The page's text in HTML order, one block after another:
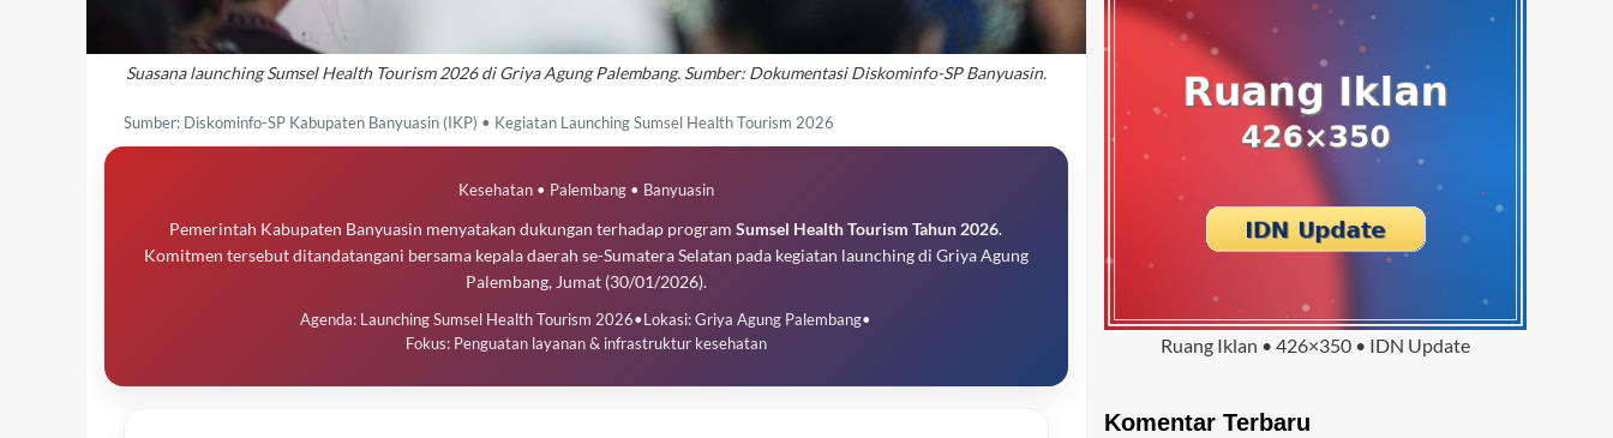
Suasana launching Sumsel Health Tourism 2026 di Griya Agung Palembang. Sumber: Dokumentasi Diskominfo-SP Banyuasin.
Sumber: Diskominfo-SP Kabupaten Banyuasin (IKP) • Kegiatan Launching Sumsel Health Tourism 2026
Kesehatan • Palembang • Banyuasin
Pemerintah Kabupaten Banyuasin menyatakan dukungan terhadap programSumsel Health Tourism Tahun 2026.
Komitmen tersebut ditandatangani bersama kepala daerah se-Sumatera Selatan pada kegiatan launching di Griya Agung
Palembang, Jumat (30/01/2026).
Agenda: Launching Sumsel Health Tourism 2026•Lokasi: Griya Agung Palembang•
Fokus: Penguatan layanan & infrastruktur kesehatan
Ruang Iklan • 426×350 • IDN Update
Komentar Terbaru